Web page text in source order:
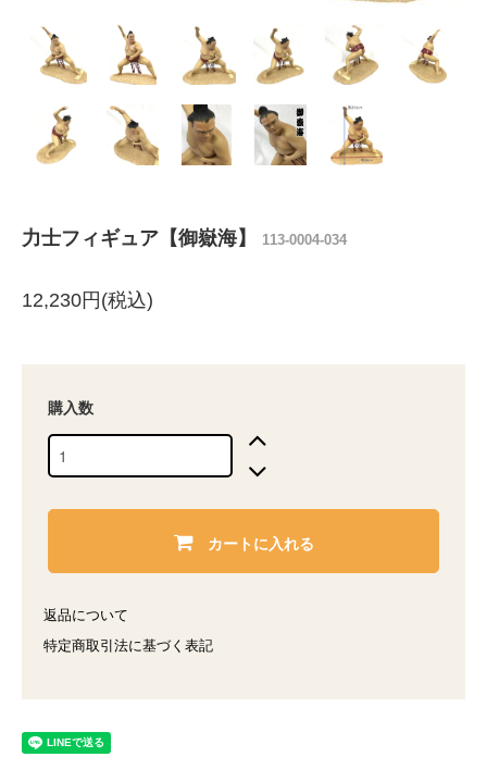
力士フィギュア【御嶽海】 113-0004-034
12,230円(税込)
購入数
カートに入れる
返品について
特定商取引法に基づく表記